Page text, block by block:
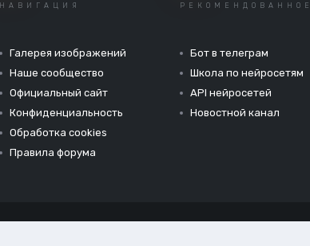
НАВИГАЦИЯ
Галерея изображений
Наше сообщество
Официальный сайт
Конфиденциальность
Обработка cookies
Правила форума
РЕКОМЕНДОВАННОЕ
Бот в телеграм
Школа по нейросетям
API нейросетей
Новостной канал